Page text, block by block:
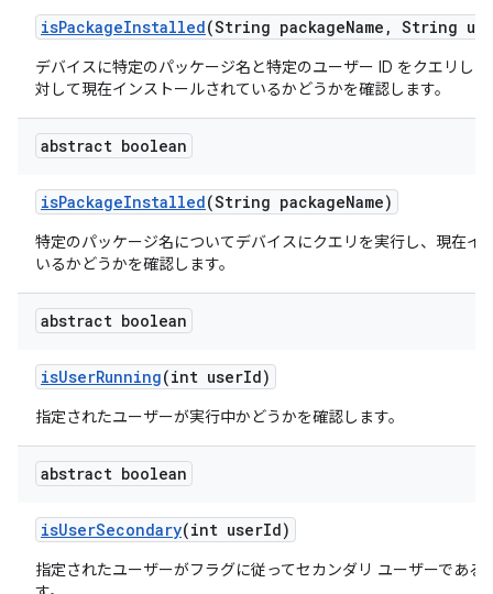
isPackageInstalled(String packageName , String
デバイスに特定のパッケージ名と特定のユーザー ID をクエリし
対して現在インストールされているかどうかを確認します。
abstract boolean
isPackageInstalled(String packageName)
特定のパッケージ名についてデバイスにクエリを実行し、現在イ
いるかどうかを確認します。
abstract boolean
isUserRunning(int userId)
指定されたユーザーが実行中かどうかを確認します。
abstract boolean
isUserSecondary(int userId)
指定されたユーザーがフラグに従ってセカンダリ ユーザーである